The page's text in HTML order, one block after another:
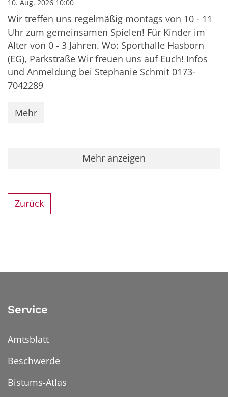
10. Aug. 2026 10:00
Wir treffen uns regelmäßig montags von 10 - 11
Uhr zum gemeinsamen Spielen! Für Kinder im
Alter von 0 - 3 Jahren. Wo: Sporthalle Hasborn
(EG), Parkstraße Wir freuen uns auf Euch! Infos
und Anmeldung bei Stephanie Schmit 0173-
7042289
Mehr
Mehr anzeigen
Zurück
Service
Amtsblatt
Beschwerde
Bistums-Atlas